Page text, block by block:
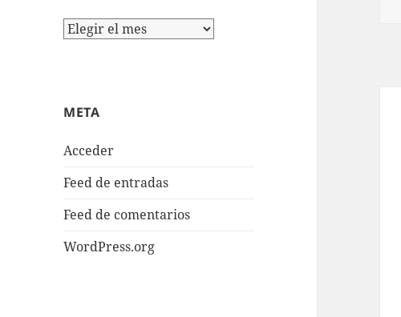
Archivo
META
Acceder
Feed de entradas
Feed de comentarios
WordPress.org